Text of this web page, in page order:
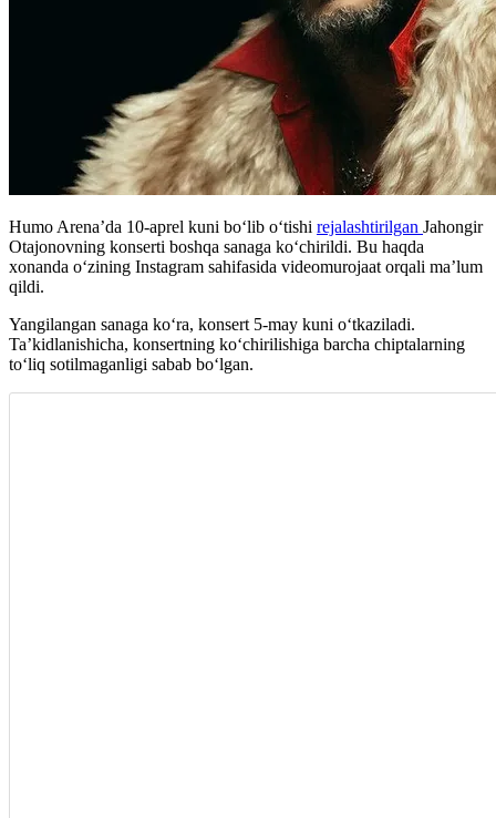
Humo Arena’da 10-aprel kuni bo‘lib o‘tishi rejalashtirilgan Jahongir
Otajonovning konserti boshqa sanaga ko‘chirildi. Bu haqda
xonanda o‘zining Instagram sahifasida videomurojaat orqali ma’lum
qildi.
Yangilangan sanaga ko‘ra, konsert 5-may kuni o‘tkaziladi.
Ta’kidlanishicha, konsertning ko‘chirilishiga barcha chiptalarning
to‘liq sotilmaganligi sabab bo‘lgan.